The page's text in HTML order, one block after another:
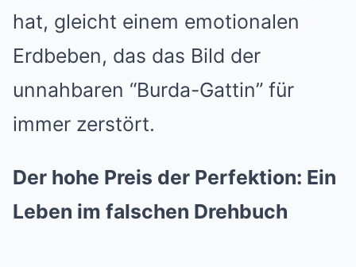
hat, gleicht einem emotionalen
Erdbeben, das das Bild der
unnahbaren “Burda-Gattin” für
immer zerstört.
Der hohe Preis der Perfektion: Ein
Leben im falschen Drehbuch